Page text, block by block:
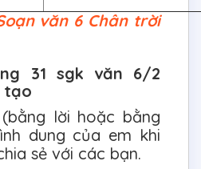
văn 6 Chân trời
31 sgk văn 6/2
tạo
lời hoặc bằng
dung của em khi
sẻ với các bạn.